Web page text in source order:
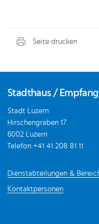
Stadthaus / Empfang
Stadt Luzern
Hirschengraben 17
6002 Luzern
Telefon +41 41 208 81 11
Dienstabteilungen &
Kontaktpersonen